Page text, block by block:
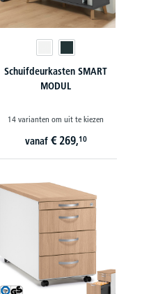
Schuifdeurkasten SMART
MODUL
14 varianten om uit te kiezen
vanaf € 269,10